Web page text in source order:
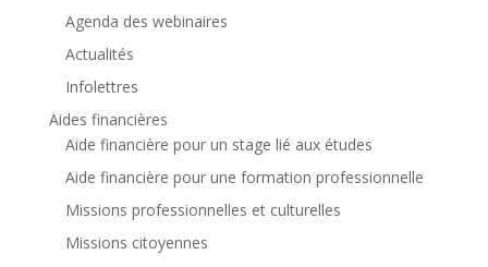
Agenda des webinaires
Actualités
Infolettres
Aides financières
Aide financière pour un stage lié aux études
Aide financière pour une formation professionnelle
Missions professionnelles et culturelles
Missions citoyennes